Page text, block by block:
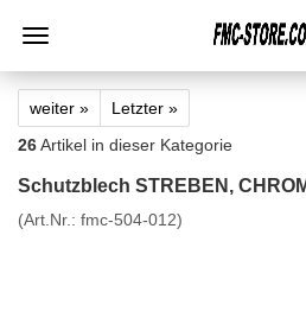
weiter »
Letzter »
26Artikel in dieser Kategorie
Schutzblech STREBEN,
(Art.Nr.: fmc-504-012)